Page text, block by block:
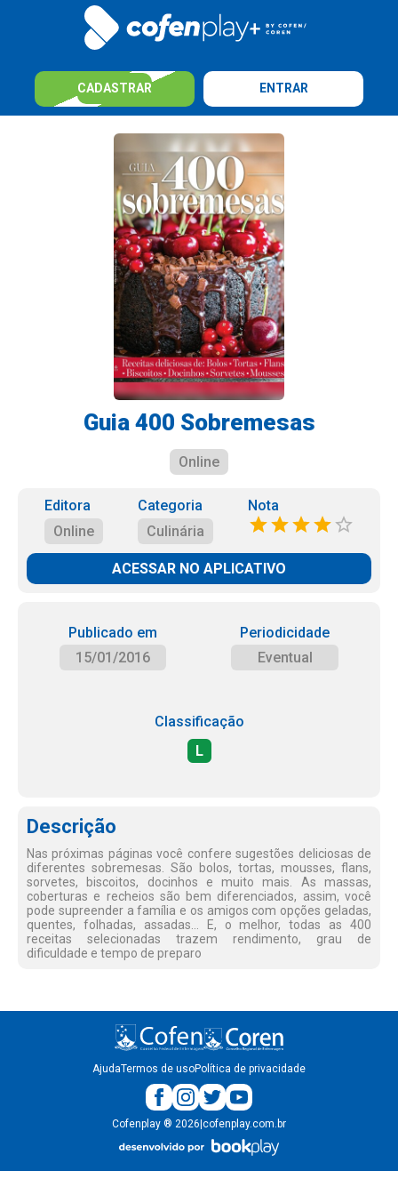
CADASTRAR ENTRAR
Guia 400 Sobremesas
Online
Editora
Online
Categoria
Culinária
Nota
ACESSAR NO APLICATIVO
Publicado em
15/01/2016
Periodicidade
Eventual
Classificação
L
Descrição
Nas próximas páginas você confere sugestões deliciosas de
diferentes sobremesas. São bolos, tortas, mousses, flans,
sorvetes, biscoitos, docinhos e muito mais. As massas,
coberturas e recheios são bem diferenciados, assim, você
pode supreender a família e os amigos com opções geladas,
quentes, folhadas, assadas... E, o melhor, todas as 400
receitas selecionadas trazem rendimento, grau de
dificuldade e tempo de preparo
AjudaTermos de usoPolítica de privacidade
Cofenplay ® 2026 cofenplay.com.br